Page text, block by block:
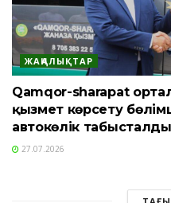
ЖАҢАЛЫҚТАР
Qamqor-sharapat
қызмет көрсету
автокөлік табысталды
27.07.2026